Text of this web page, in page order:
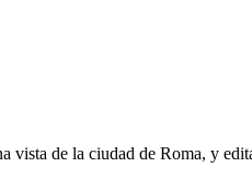
vista de la ciudad de Roma, y